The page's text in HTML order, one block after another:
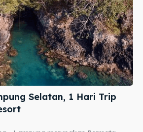
Selatan, 1 Hari Trip